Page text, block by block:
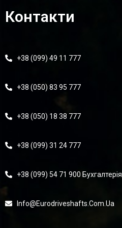
Контакти
+38 (099) 49 11 777
+38 (050) 83 95 777
+38 (050) 18 38 777
+38 (099) 31 24 777
+38 (099) 54 71 900 Бухгалтерія
Info@eurodriveshafts.com.ua